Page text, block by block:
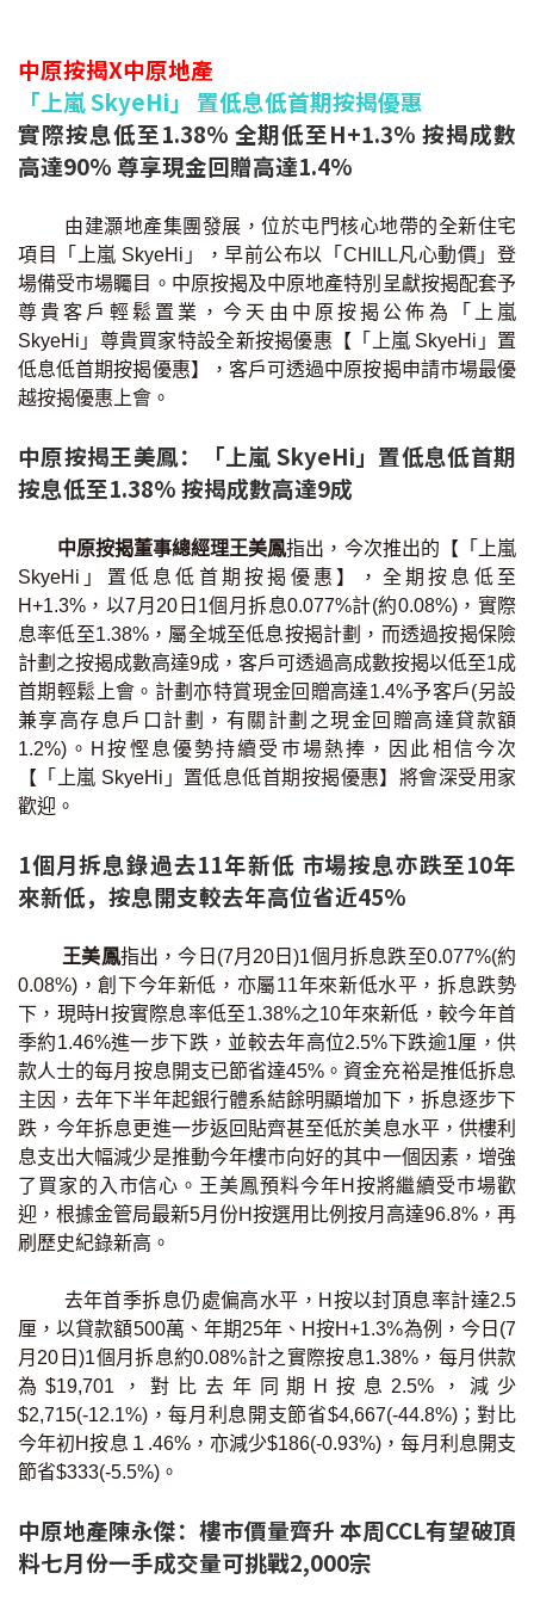
免費物業估價
下載中心
按揭全面睇
新聞/研究
公司動態
按市新聞
按揭快趣智識
按揭智庫
樓按專欄
按揭百科
實時銀行資訊
裝修·保險優惠
免費裝修轉介服務
裝修設計專欄
火險、家居、寵物保險
保險資訊專欄
聯絡我們
聯絡方法
網上申請按揭轉介
私隱政策
简
本網頁所提供資料僅作參考用途。
若因錯漏而引致任何不便或損失，中原按揭概不負責。
中原地產 | 網上搵樓 |
中原工商舖
中原按揭X中原地產
「上嵐 SkyeHi」 置低息低首期按揭優惠
實際按息低至1.38% 全期低至H+1.3% 按揭成數
高達90% 尊享現金回贈高達1.4%
由建灝地產集團發展，位於屯門核心地帶的全新住宅
項目「上嵐 SkyeHi」，早前公布以「CHILL凡心動價」登
場備受市場矚目。中原按揭及中原地產特別呈獻按揭配套予
尊貴客戶輕鬆置業，今天由中原按揭公佈為「上嵐
SkyeHi」尊貴買家特設全新按揭優惠【「上嵐 SkyeHi」置
低息低首期按揭優惠】，客戶可透過中原按揭申請巿場最優
越按揭優惠上會。
中原按揭王美鳳：「上嵐 SkyeHi」置低息低首期
按息低至1.38% 按揭成數高達9成
中原按揭董事總經理王美鳳指出，今次推出的【「上嵐
SkyeHi」置低息低首期按揭優惠】，全期按息低至
H+1.3%，以7月20日1個月拆息0.077%計(約0.08%)，實際
息率低至1.38%，屬全城至低息按揭計劃，而透過按揭保險
計劃之按揭成數高達9成，客戶可透過高成數按揭以低至1成
首期輕鬆上會。計劃亦特賞現金回贈高達1.4%予客戶(另設
兼享高存息戶口計劃，有關計劃之現金回贈高達貸款額
1.2%)。H按慳息優勢持續受巿場熱捧，因此相信今次
【「上嵐 SkyeHi」置低息低首期按揭優惠】將會深受用家
歡迎。
1個月拆息錄過去11年新低 市場按息亦跌至10年
來新低，按息開支較去年高位省近45%
王美鳳指出，今日(7月20日)1個月拆息跌至0.077%(約
0.08%)，創下今年新低，亦屬11年來新低水平，拆息跌勢
下，現時H按實際息率低至1.38%之10年來新低，較今年首
季約1.46%進一步下跌，並較去年高位2.5%下跌逾1厘，供
款人士的每月按息開支已節省達45%。資金充裕是推低拆息
主因，去年下半年起銀行體系結餘明顯增加下，拆息逐步下
跌，今年拆息更進一步返回貼齊甚至低於美息水平，供樓利
息支出大幅減少是推動今年樓市向好的其中一個因素，增強
了買家的入市信心。王美鳳預料今年H按將繼續受巿場歡
迎，根據金管局最新5月份H按選用比例按月高達96.8%，再
刷歷史紀錄新高。
去年首季拆息仍處偏高水平，H按以封頂息率計達2.5
厘，以貸款額500萬、年期25年、H按H+1.3%為例，今日(7
月20日)1個月拆息約0.08%計之實際按息1.38%，每月供款
為$19,701，對比去年同期H按息2.5%，減少
$2,715(-12.1%)，每月利息開支節省$4,667(-44.8%)；對比
今年初H按息１.46%，亦減少$186(-0.93%)，每月利息開支
節省$333(-5.5%)。
中原地產陳永傑：樓巿價量齊升 本周CCL有望破頂
料七月份一手成交量可挑戰2,000宗